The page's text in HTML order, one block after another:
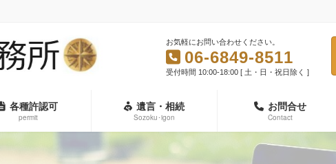
お気軽にお問い合わせください。
06-6849-8511
受付時間 10:00-18:00 [ 土・日・祝日除く ]
各種許認可
permit
遺言・相続
Sozoku･igon
お問合せ
Contact